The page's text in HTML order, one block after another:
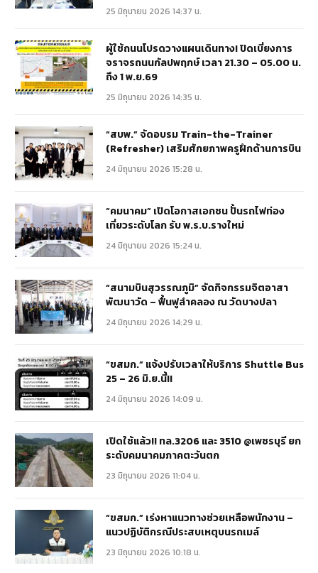
25 มิถุนายน 2026 14:37 น.
ผู้ใช้ถนนโปรดวางแผนเดินทาง! ปิดเบี่ยงการ
จราจรถนนกัลปพฤกษ์ เวลา 21.30 – 05.00 น.
ถึง 1 พ.ย.69
25 มิถุนายน 2026 14:35 น.
“สบพ.” จัดอบรม Train-the-Trainer
(Refresher) เสริมศักยภาพครูฝึกด้านการบิน
24 มิถุนายน 2026 15:28 น.
“คมนาคม” เปิดโอกาสเอกชน ปั้นรถไฟท่อง
เที่ยวระดับโลก รับ พ.ร.บ.รางใหม่
24 มิถุนายน 2026 15:24 น.
“สนามบินสุวรรณภูมิ” จัดกิจกรรมจิตอาสา
พัฒนาวัด – ฟื้นฟูลำคลอง ณ วัดบางปลา
24 มิถุนายน 2026 14:29 น.
“ขสมก.” แจ้งปรับเวลาให้บริการ Shuttle Bus
25 – 26 มิ.ย.นี้!!
24 มิถุนายน 2026 14:09 น.
เปิดใช้แล้ว!! ทล.3206 และ 3510 @เพชรบุรี ยก
ระดับคมนาคมภาคตะวันตก
23 มิถุนายน 2026 11:04 น.
“ขสมก.” เร่งหาแนวทางช่วยเหลือพนักงาน –
แนวปฏิบัติกรณีประสบเหตุบนรถเมล์
23 มิถุนายน 2026 10:18 น.